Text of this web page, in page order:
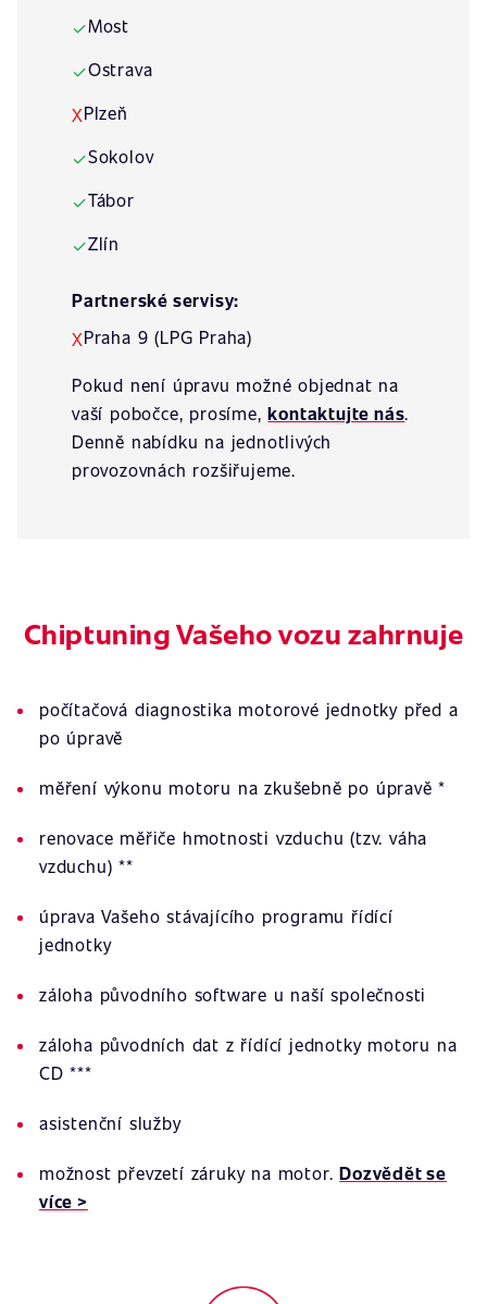
✓Most
✓Ostrava
XPlzeň
✓Sokolov
✓Tábor
✓Zlín
Partnerské servisy:
XPraha 9 (LPG Praha)
Pokud není úpravu možné objednat na
vaší pobočce, prosíme,kontaktujte nás.
Denně nabídku na jednotlivých
provozovnách rozšiřujeme.
Chiptuning Vašeho vozu zahrnuje
počítačová diagnostika motorové jednotky před a
po úpravě
měření výkonu motoru na zkušebně po úpravě *
renovace měřiče hmotnosti vzduchu (tzv. váha
vzduchu) **
úprava Vašeho stávajícího programu řídící
jednotky
záloha původního software u naší společnosti
záloha původních dat z řídící jednotky motoru na
CD ***
asistenční služby
možnost převzetí záruky na motor.Dozvědět se
více >